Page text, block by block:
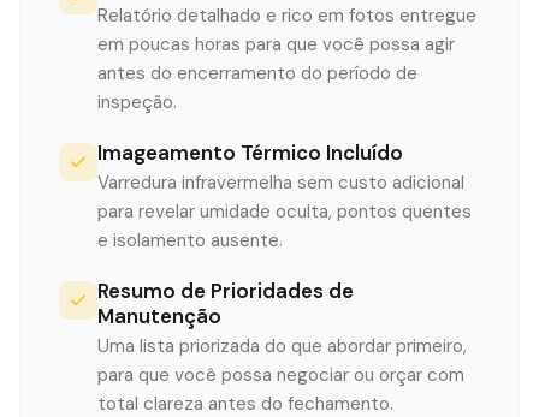
Relatório detalhado e rico em fotos entregue
em poucas horas para que você possa agir
antes do encerramento do período de
inspeção.
Imageamento Térmico Incluído
Varredura infravermelha sem custo adicional
para revelar umidade oculta, pontos quentes
e isolamento ausente.
Resumo de Prioridades de
Manutenção
Uma lista priorizada do que abordar primeiro,
para que você possa negociar ou orçar com
total clareza antes do fechamento.